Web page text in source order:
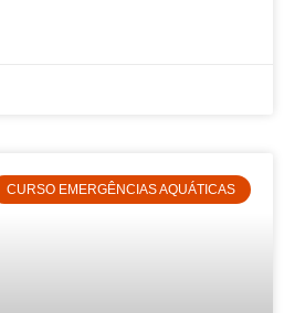
CURSO EMERGÊNCIAS AQUÁTICAS